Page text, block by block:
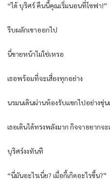
“ได้ บุริศร์ คืนนี้คุณเริ่มนอนที่โซฟา!”
รีบผลักเขาออกไป
นี่ขายหน้าไม่ใช่เหรอ
เธอพร้อมที่จะเสี่ยงทุกอย่าง
นรมนเดินผ่านห้องรับแขกไปอย่างขุ่
เธอเดินได้ทรงพลังมาก กิจจาอยากจ
บุริศร์งงทันที
“นี่มันอะไรเนี่ย? เมื่อกี้เกิดอะไรขึ้น?”